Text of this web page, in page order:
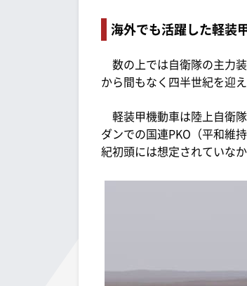
海外でも活躍した軽装
数の上では自衛隊の主力
から間もなく四半世紀を迎え
軽装甲機動車は陸上自衛
ダンでの国連PKO（平和維
紀初頭には想定されていな